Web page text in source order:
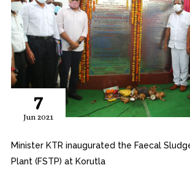
7
Jun 2021
Minister KTR inaugurated the Faecal
Plant (FSTP) at Korutla